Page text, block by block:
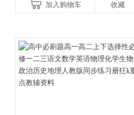
加入购物车 收藏